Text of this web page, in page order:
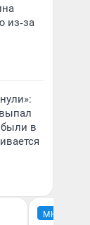
из‑за
были в
МНЕНИЕ